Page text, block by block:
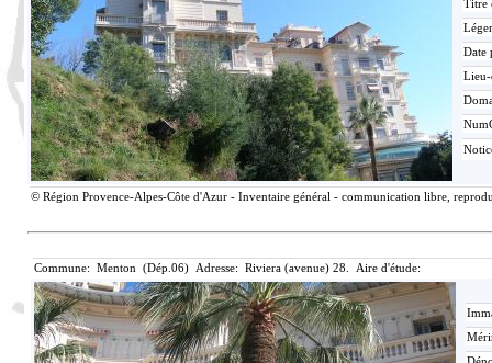
Titre
Date
© Région Provence-Alpes-Côte d'Azur - Inventaire général - communication libre,
Commune: Menton (Dép.06) Adresse: Riviera (avenue) 28. Aire d'étude: